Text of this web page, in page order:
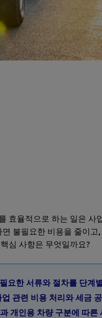
효율적으로 하는 일은 사
불필요한 비용을 줄이
심 사항은 무엇일까요?
요한 서류와 절차를 단계
관련 비용 처리와 세금
개인용 차량 구분에 따